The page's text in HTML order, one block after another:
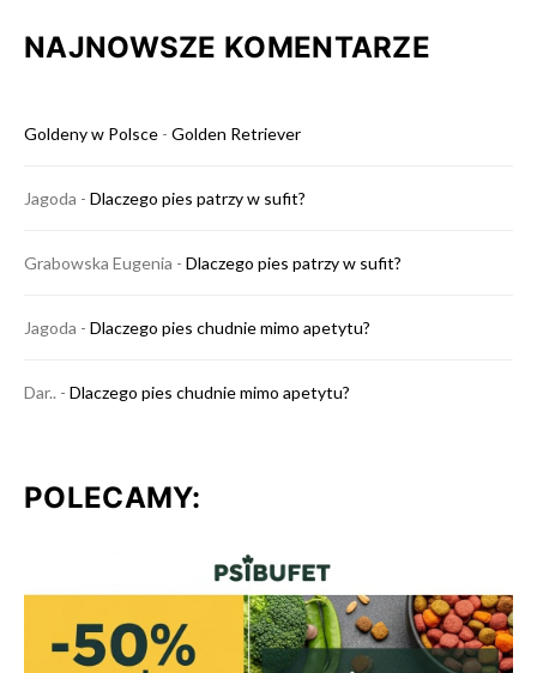
NAJNOWSZE KOMENTARZE
Goldeny w Polsce - Golden Retriever
Jagoda - Dlaczego pies patrzy w sufit?
Grabowska Eugenia - Dlaczego pies patrzy w sufit?
Jagoda - Dlaczego pies chudnie mimo apetytu?
Dar.. - Dlaczego pies chudnie mimo apetytu?
POLECAMY: